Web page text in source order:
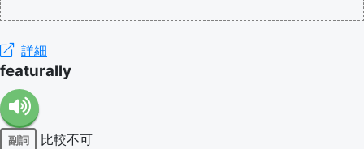
詳細
featurally
副詞
比較不可